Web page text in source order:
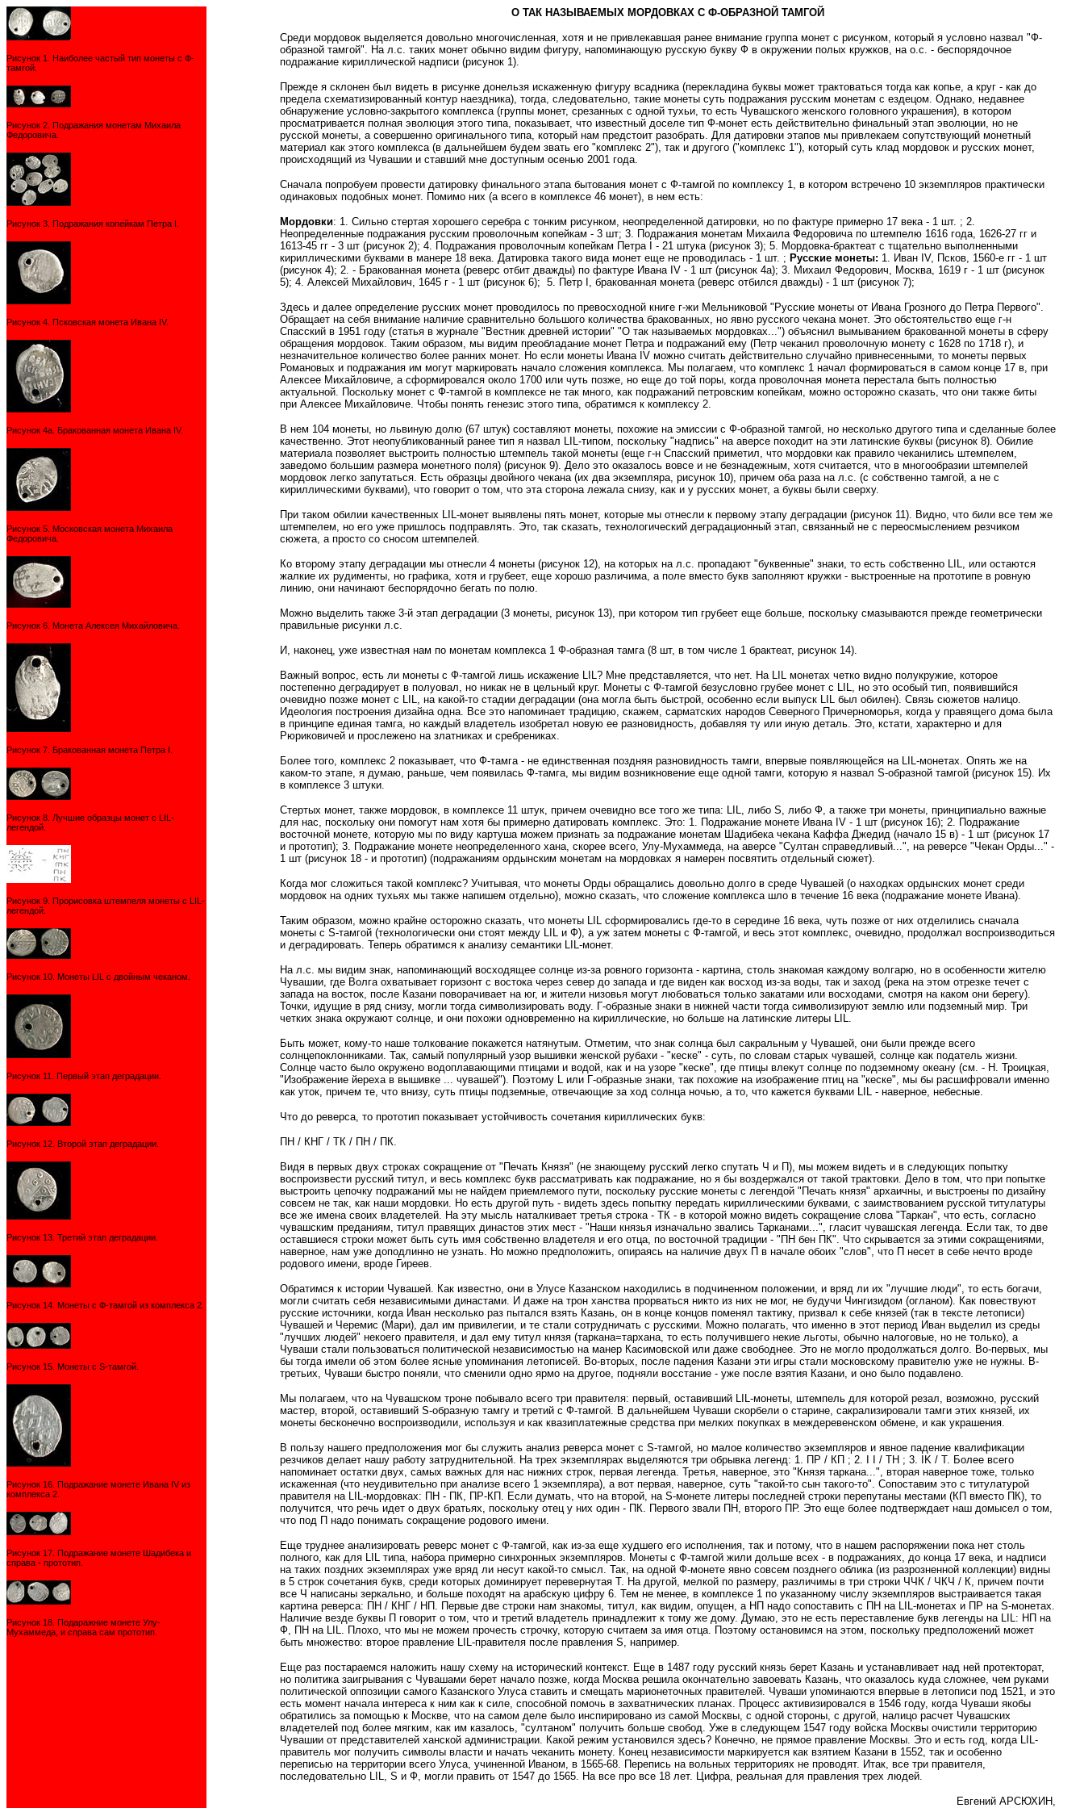
Рисунок 1. Наиболее частый тип монеты с Ф-
тамгой.
Рисунок 2. Подражания монетам Михаила
Федоровича.
Рисунок 3. Подражания копейкам Петра I.
Рисунок 4. Псковская монета Ивана IV.
Рисунок 4а. Бракованная монета Ивана IV.
Рисунок 5. Московская монета Михаила
Федоровича.
Рисунок 6. Монета Алексея Михайловича.
Рисунок 7. Бракованная монета Петра I.
Рисунок 8. Лучшие образцы монет с LIL-
легендой.
Рисунок 9. Прорисовка штемпеля монеты с LIL-
легендой.
Рисунок 10. Монеты LIL с двойным чеканом.
Рисунок 11. Первый этап деградации.
Рисунок 12. Второй этап деградации.
Рисунок 13. Третий этап деградации.
Рисунок 14. Монеты с Ф-тамгой из комплекса 2.
Рисунок 15. Монеты с S-тамгой.
Рисунок 16. Подражание монете Ивана IV из
комплекса 2.
Рисунок 17. Подражание монете Шадибека и
справа - прототип.
Рисунок 18. Подаражние монете Улу-
Мухаммеда, и справа сам прототип.
О ТАК НАЗЫВАЕМЫХ МОРДОВКАХ С Ф-ОБРАЗНОЙ ТАМГОЙ
Среди мордовок выделяется довольно многочисленная, хотя и не привлекавшая ранее внимание группа монет с рисунком, который я условно назвал "Ф-
образной тамгой". На л.с. таких монет обычно видим фигуру, напоминающую русскую букву Ф в окружении полых кружков, на о.с. - беспорядочное
подражание кириллической надписи (рисунок 1).
Прежде я склонен был видеть в рисунке донельзя искаженную фигуру всадника (перекладина буквы может трактоваться тогда как копье, а круг - как до
предела схематизированный контур наездника), тогда, следовательно, такие монеты суть подражания русским монетам с ездецом. Однако, недавнее
обнаружение условно-закрытого комплекса (группы монет, срезанных с одной тухьи, то есть Чувашского женского головного украшения), в котором
просматривается полная эволюция этого типа, показывает, что известный доселе тип Ф-монет есть действительно финальный этап эволюции, но не
русской монеты, а совершенно оригинального типа, который нам предстоит разобрать. Для датировки этапов мы привлекаем сопутствующий монетный
материал как этого комплекса (в дальнейшем будем звать его "комплекс 2"), так и другого ("комплекс 1"), который суть клад мордовок и русских монет,
происходящий из Чувашии и ставший мне доступным осенью 2001 года.
Сначала попробуем провести датировку финального этапа бытования монет с Ф-тамгой по комплексу 1, в котором встречено 10 экземпляров практически
одинаковых подобных монет. Помимо них (а всего в комплексе 46 монет), в нем есть:
Мордовки: 1. Сильно стертая хорошего серебра с тонким рисунком, неопределенной датировки, но по фактуре примерно 17 века - 1 шт. ; 2.
Неопределенные подражания русским проволочным копейкам - 3 шт; 3. Подражания монетам Михаила Федоровича по штемпелю 1616 года, 1626-27 гг и
1613-45 гг - 3 шт (рисунок 2); 4. Подражания проволочным копейкам Петра I - 21 штука (рисунок 3); 5. Мордовка-брактеат с тщательно выполненными
кириллическими буквами в манере 18 века. Датировка такого вида монет еще не проводилась - 1 шт. ; Русские монеты: 1. Иван IV, Псков, 1560-е гг - 1 шт
(рисунок 4); 2. - Бракованная монета (реверс отбит дважды) по фактуре Ивана IV - 1 шт (рисунок 4а); 3. Михаил Федорович, Москва, 1619 г - 1 шт (рисунок
5); 4. Алексей Михайлович, 1645 г - 1 шт (рисунок 6); 5. Петр I, бракованная монета (реверс отбился дважды) - 1 шт (рисунок 7);
Здесь и далее определение русских монет проводилось по превосходной книге г-жи Мельниковой "Русские монеты от Ивана Грозного до Петра Первого".
Обращает на себя внимание наличие сравнительно большого количества бракованных, но явно русского чекана монет. Это обстоятельство еще г-н
Спасский в 1951 году (статья в журнале "Вестник древней истории" "О так называемых мордовках...") объяснил вымыванием бракованной монеты в сферу
обращения мордовок. Таким образом, мы видим преобладание монет Петра и подражаний ему (Петр чеканил проволочную монету с 1628 по 1718 г), и
незначительное количество более ранних монет. Но если монеты Ивана IV можно считать действительно случайно привнесенными, то монеты первых
Романовых и подражания им могут маркировать начало сложения комплекса. Мы полагаем, что комплекс 1 начал формироваться в самом конце 17 в, при
Алексее Михайловиче, а сформировался около 1700 или чуть позже, но еще до той поры, когда проволочная монета перестала быть полностью
актуальной. Поскольку монет с Ф-тамгой в комплексе не так много, как подражаний петровским копейкам, можно осторожно сказать, что они также биты
при Алексее Михайловиче. Чтобы понять генезис этого типа, обратимся к комплексу 2.
В нем 104 монеты, но львиную долю (67 штук) составляют монеты, похожие на эмиссии с Ф-образной тамгой, но несколько другого типа и сделанные более
качественно. Этот неопубликованный ранее тип я назвал LIL-типом, поскольку "надпись" на аверсе походит на эти латинские буквы (рисунок 8). Обилие
материала позволяет выстроить полностью штемпель такой монеты (еще г-н Спасский приметил, что мордовки как правило чеканились штемпелем,
заведомо большим размера монетного поля) (рисунок 9). Дело это оказалось вовсе и не безнадежным, хотя считается, что в многообразии штемпелей
мордовок легко запутаться. Есть образцы двойного чекана (их два экземпляра, рисунок 10), причем оба раза на л.с. (с собственно тамгой, а не с
кириллическими буквами), что говорит о том, что эта сторона лежала снизу, как и у русских монет, а буквы были сверху.
При таком обилии качественных LIL-монет выявлены пять монет, которые мы отнесли к первому этапу деградации (рисунок 11). Видно, что били все тем же
штемпелем, но его уже пришлось подправлять. Это, так сказать, технологический деградационный этап, связанный не с переосмыслением резчиком
сюжета, а просто со сносом штемпелей.
Ко второму этапу деградации мы отнесли 4 монеты (рисунок 12), на которых на л.с. пропадают "буквенные" знаки, то есть собственно LIL, или остаются
жалкие их рудименты, но графика, хотя и грубеет, еще хорошо различима, а поле вместо букв заполняют кружки - выстроенные на прототипе в ровную
линию, они начинают беспорядочно бегать по полю.
Можно выделить также 3-й этап деградации (3 монеты, рисунок 13), при котором тип грубеет еще больше, поскольку смазываются прежде геометрически
правильные рисунки л.с.
И, наконец, уже известная нам по монетам комплекса 1 Ф-образная тамга (8 шт, в том числе 1 брактеат, рисунок 14).
Важный вопрос, есть ли монеты с Ф-тамгой лишь искажение LIL? Мне представляется, что нет. На LIL монетах четко видно полукружие, которое
постепенно деградирует в полуовал, но никак не в цельный круг. Монеты с Ф-тамгой безусловно грубее монет с LIL, но это особый тип, появившийся
очевидно позже монет с LIL, на какой-то стадии деградации (она могла быть быстрой, особенно если выпуск LIL был обилен). Связь сюжетов налицо.
Идеология построения дизайна одна. Все это напоминает традицию, скажем, сарматских народов Северного Причерноморья, когда у правящего дома была
в принципе единая тамга, но каждый владетель изобретал новую ее разновидность, добавляя ту или иную деталь. Это, кстати, характерно и для
Рюриковичей и прослежено на златниках и сребрениках.
Более того, комплекс 2 показывает, что Ф-тамга - не единственная поздняя разновидность тамги, впервые появляющейся на LIL-монетах. Опять же на
каком-то этапе, я думаю, раньше, чем появилась Ф-тамга, мы видим возникновение еще одной тамги, которую я назвал S-образной тамгой (рисунок 15). Их
в комплексе 3 штуки.
Стертых монет, также мордовок, в комплексе 11 штук, причем очевидно все того же типа: LIL, либо S, либо Ф, а также три монеты, принципиально важные
для нас, поскольку они помогут нам хотя бы примерно датировать комплекс. Это: 1. Подражание монете Ивана IV - 1 шт (рисунок 16); 2. Подражание
восточной монете, которую мы по виду картуша можем признать за подражание монетам Шадибека чекана Каффа Джедид (начало 15 в) - 1 шт (рисунок 17
и прототип); 3. Подражание монете неопределенного хана, скорее всего, Улу-Мухаммеда, на аверсе "Султан справедливый...", на реверсе "Чекан Орды..." -
1 шт (рисунок 18 - и прототип) (подражаниям ордынским монетам на мордовках я намерен посвятить отдельный сюжет).
Когда мог сложиться такой комплекс? Учитывая, что монеты Орды обращались довольно долго в среде Чувашей (о находках ордынских монет среди
мордовок на одних тухьях мы также напишем отдельно), можно сказать, что сложение комплекса шло в течение 16 века (подражание монете Ивана).
Таким образом, можно крайне осторожно сказать, что монеты LIL сформировались где-то в середине 16 века, чуть позже от них отделились сначала
монеты с S-тамгой (технологически они стоят между LIL и Ф), а уж затем монеты с Ф-тамгой, и весь этот комплекс, очевидно, продолжал воспроизводиться
и деградировать. Теперь обратимся к анализу семантики LIL-монет.
На л.с. мы видим знак, напоминающий восходящее солнце из-за ровного горизонта - картина, столь знакомая каждому волгарю, но в особенности жителю
Чувашии, где Волга охватывает горизонт с востока через север до запада и где виден как восход из-за воды, так и заход (река на этом отрезке течет с
запада на восток, после Казани поворачивает на юг, и жители низовья могут любоваться только закатами или восходами, смотря на каком они берегу).
Точки, идущие в ряд снизу, могли тогда символизировать воду. Г-образные знаки в нижней части тогда символизируют землю или подземный мир. Три
четких знака окружают солнце, и они похожи одновременно на кириллические, но больше на латинские литеры LIL.
Быть может, кому-то наше толкование покажется натянутым. Отметим, что знак солнца был сакральным у Чувашей, они были прежде всего
солнцепоклонниками. Так, самый популярный узор вышивки женской рубахи - "кеске" - суть, по словам старых чувашей, солнце как податель жизни.
Солнце часто было окружено водоплавающими птицами и водой, как и на узоре "кеске", где птицы влекут солнце по подземному океану (см. - Н. Троицкая,
"Изображение йереха в вышивке ... чувашей"). Поэтому L или Г-образные знаки, так похожие на изображение птиц на "кеске", мы бы расшифровали именно
как уток, причем те, что внизу, суть птицы подземные, отвечающие за ход солнца ночью, а то, что кажется буквами LIL - наверное, небесные.
Что до реверса, то прототип показывает устойчивость сочетания кириллических букв:
ПН / КНГ / ТК / ПН / ПК.
Видя в первых двух строках сокращение от "Печать Князя" (не знающему русский легко спутать Ч и П), мы можем видеть и в следующих попытку
воспроизвести русский титул, и весь комплекс букв рассматривать как подражание, но я бы воздержался от такой трактовки. Дело в том, что при попытке
выстроить цепочку подражаний мы не найдем приемлемого пути, поскольку русские монеты с легендой "Печать князя" архаичны, и выстроены по дизайну
совсем не так, как наши мордовки. Но есть другой путь - видеть здесь попытку передать кириллическими буквами, с заимствованием русской титулатуры
все же имена своих владетелей. На эту мысль наталкивает третья строка - ТК - в которой можно видеть сокращение слова "Таркан", что есть, согласно
чувашским преданиям, титул правящих династов этих мест - "Наши князья изначально звались Тарканами...", гласит чувашская легенда. Если так, то две
оставшиеся строки может быть суть имя собственно владетеля и его отца, по восточной традиции - "ПН бен ПК". Что скрывается за этими сокращениями,
наверное, нам уже доподлинно не узнать. Но можно предположить, опираясь на наличие двух П в начале обоих "слов", что П несет в себе нечто вроде
родового имени, вроде Гиреев.
Обратимся к истории Чувашей. Как известно, они в Улусе Казанском находились в подчиненном положении, и вряд ли их "лучшие люди", то есть богачи,
могли считать себя независимыми династами. И даже на трон ханства прорваться никто из них не мог, не будучи Чингизидом (огланом). Как повествуют
русские источники, когда Иван несколько раз пытался взять Казань, он в конце концов поменял тактику, призвал к себе князей (так в тексте летописи)
Чувашей и Черемис (Мари), дал им привилегии, и те стали сотрудничать с русскими. Можно полагать, что именно в этот период Иван выделил из среды
"лучших людей" некоего правителя, и дал ему титул князя (таркана=тархана, то есть получившего некие льготы, обычно налоговые, но не только), а
Чуваши стали пользоваться политической независимостью на манер Касимовской или даже свободнее. Это не могло продолжаться долго. Во-первых, мы
бы тогда имели об этом более ясные упоминания летописей. Во-вторых, после падения Казани эти игры стали московскому правителю уже не нужны. В-
третьих, Чуваши быстро поняли, что сменили одно ярмо на другое, подняли восстание - уже после взятия Казани, и оно было подавлено.
Мы полагаем, что на Чувашском троне побывало всего три правителя: первый, оставивший LIL-монеты, штемпель для которой резал, возможно, русский
мастер, второй, оставивший S-образную тамгу и третий с Ф-тамгой. В дальнейшем Чуваши скорбели о старине, сакрализировали тамги этих князей, их
монеты бесконечно воспроизводили, используя и как квазиплатежные средства при мелких покупках в междеревенском обмене, и как украшения.
В пользу нашего предположения мог бы служить анализ реверса монет с S-тамгой, но малое количество экземпляров и явное падение квалификации
резчиков делает нашу работу затруднительной. На трех экземплярах выделяются три обрывка легенд: 1. ПР / КП ; 2. I I / ТН ; 3. IK / Т. Более всего
напоминает остатки двух, самых важных для нас нижних строк, первая легенда. Третья, наверное, это "Князя таркана...", вторая наверное тоже, только
искаженная (что неудивительно при анализе всего 1 экземпляра), а вот первая, наверное, суть "такой-то сын такого-то". Сопоставим это с титулатурой
правителя на LIL-мордовках: ПН - ПК, ПР-КП. Если думать, что на второй, на S-монете литеры последней строки перепутаны местами (КП вместо ПК), то
получится, что речь идет о двух братьях, поскольку отец у них один - ПК. Первого звали ПН, второго ПР. Это еще более подтверждает наш домысел о том,
что под П надо понимать сокращение родового имени.
Еще труднее анализировать реверс монет с Ф-тамгой, как из-за еще худшего его исполнения, так и потому, что в нашем распоряжении пока нет столь
полного, как для LIL типа, набора примерно синхронных экземпляров. Монеты с Ф-тамгой жили дольше всех - в подражаниях, до конца 17 века, и надписи
на таких поздних экземплярах уже вряд ли несут какой-то смысл. Так, на одной Ф-монете явно совсем позднего облика (из разрозненной коллекции) видны
в 5 строк сочетания букв, среди которых доминирует перевернутая Т. На другой, мелкой по размеру, различимы в три строки ЧЧК / ЧКЧ / К, причем почти
все Ч написаны зеркально, и больше походят на арабскую цифру 6. Тем не менее, в комплексе 1 по указанному числу экземпляров выстраивается такая
картина реверса: ПН / КНГ / НП. Первые две строки нам знакомы, титул, как видим, опущен, а НП надо сопоставить с ПН на LIL-монетах и ПР на S-монетах.
Наличие везде буквы П говорит о том, что и третий владетель принадлежит к тому же дому. Думаю, это не есть переставление букв легенды на LIL: НП на
Ф, ПН на LIL. Плохо, что мы не можем прочесть строчку, которую считаем за имя отца. Поэтому остановимся на этом, поскольку предположений может
быть множество: второе правление LIL-правителя после правления S, например.
Еще раз постараемся наложить нашу схему на исторический контекст. Еще в 1487 году русский князь берет Казань и устанавливает над ней протекторат,
но политика заигрывания с Чувашами берет начало позже, когда Москва решила окончательно завоевать Казань, что оказалось куда сложнее, чем руками
политической оппозиции самого Казанского Улуса ставить и смещать марионеточных правителей. Чуваши упоминаются впервые в летописи под 1521, и это
есть момент начала интереса к ним как к силе, способной помочь в захватнических планах. Процесс активизировался в 1546 году, когда Чуваши якобы
обратились за помощью к Москве, что на самом деле было инспирировано из самой Москвы, с одной стороны, с другой, налицо расчет Чувашских
владетелей под более мягким, как им казалось, "султаном" получить больше свобод. Уже в следующем 1547 году войска Москвы очистили территорию
Чувашии от представителей ханской администрации. Какой режим установился здесь? Конечно, не прямое правление Москвы. Это и есть год, когда LIL-
правитель мог получить символы власти и начать чеканить монету. Конец независимости маркируется как взятием Казани в 1552, так и особенно
переписью на территории всего Улуса, учиненной Иваном, в 1565-68. Перепись на вольных территориях не проводят. Итак, все три правителя,
последовательно LIL, S и Ф, могли править от 1547 до 1565. На все про все 18 лет. Цифра, реальная для правления трех людей.
Евгений АРСЮХИН,